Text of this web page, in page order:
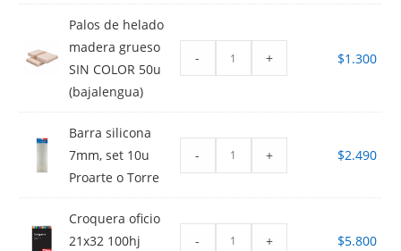
Palos de helado
madera grueso
SIN COLOR 50u
(bajalengua)
- + $1.300
Barra silicona
7mm, set 10u
Proarte o Torre
- + $2.490
Croquera oficio
21x32 100hj
- + $5.800